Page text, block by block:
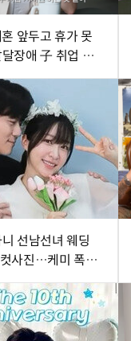
앞두고 휴가 못
장애 子 취업 1
톡톡]
선남선녀 웨딩
사진…케미 폭발